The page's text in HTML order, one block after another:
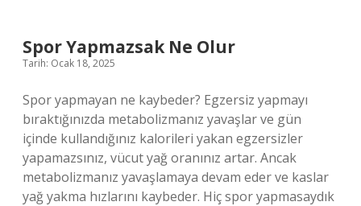
Spor Yapmazsak Ne Olur
Tarih: Ocak 18, 2025
Spor yapmayan ne kaybeder? Egzersiz yapmayı
bıraktığınızda metabolizmanız yavaşlar ve gün
içinde kullandığınız kalorileri yakan egzersizler
yapamazsınız, vücut yağ oranınız artar. Ancak
metabolizmanız yavaşlamaya devam eder ve kaslar
yağ yakma hızlarını kaybeder. Hiç spor yapmasaydık